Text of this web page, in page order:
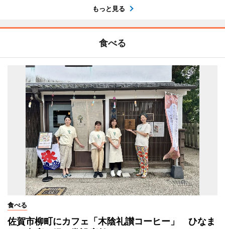
もっと見る
食べる
食べる
佐賀市柳町にカフェ「木陰礼讃コーヒー」 ひなま